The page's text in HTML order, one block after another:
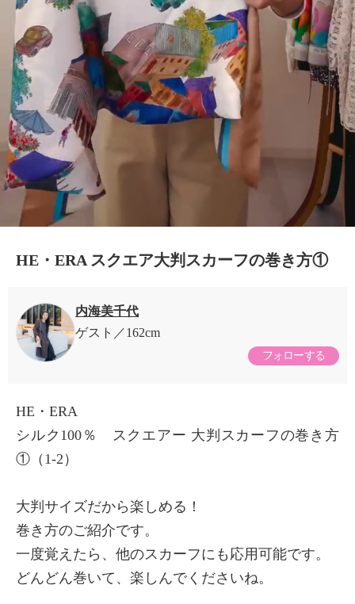
HE・ERA スクエア大判スカーフの巻き方①
内海美千代
ゲスト
162cm
フォローする
HE・ERA
シルク100％ スクエアー 大判スカーフの巻き方
①（1-2）
大判サイズだから楽しめる！
巻き方のご紹介です。
一度覚えたら、他のスカーフにも応用可能です。
どんどん巻いて、楽しんでくださいね。